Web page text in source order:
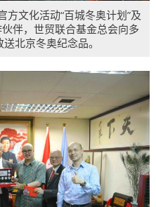
文化活动“百城冬奥计划”及
伴，世贸联合基金总会向多
北京冬奥纪念品。